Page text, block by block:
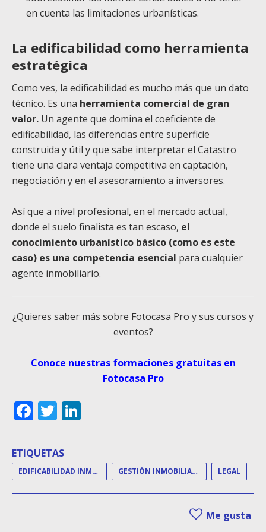
en cuenta las limitaciones urbanísticas.
La edificabilidad como herramienta
estratégica
Como ves, la edificabilidad es mucho más que un dato
técnico. Es una herramienta comercial de gran
valor. Un agente que domina el coeficiente de
edificabilidad, las diferencias entre superficie
construida y útil y que sabe interpretar el Catastro
tiene una clara ventaja competitiva en captación,
negociación y en el asesoramiento a inversores.
Así que a nivel profesional, en el mercado actual,
donde el suelo finalista es tan escaso, el
conocimiento urbanístico básico (como es este
caso) es una competencia esencial para cualquier
agente inmobiliario.
¿Quieres saber más sobre Fotocasa Pro y sus cursos y
eventos?
Conoce nuestras formaciones gratuitas en
Fotocasa Pro
Facebook
Twitter
ETIQUETAS
EDIFICABILIDAD INMOBILIARIA GESTIÓN INMOBILIARIA LEGAL
Me gusta